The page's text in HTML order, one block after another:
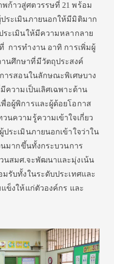
ก้าวสู่ศตวรรษที่ 21 พร้อม
ระเมินภายนอกให้มีมิติมาก
ระเมินให้มีความหลากลาย
การทำงาน อาทิ การเพิ่มผู้
นศึกษาที่มีวัตถุประสงค์
ารสอนในลักษณะพิเศษบาง
ความเป็นเลิศเฉพาะด้าน
อผู้พิการและผู้ด้อยโอกาส
นความรู้ความเข้าใจเกี่ยว
ระเมินภายนอกเข้าใจว่าใน
นมากขึ้นทั้งกระบวนการ
นสมศ.จะพัฒนาและมุ่งเน้น
รับทั้งในระดับประเทศและ
ข็งให้แก่ตัวองค์กร และ